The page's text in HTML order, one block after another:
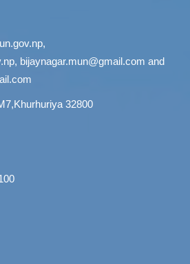
,
, bijaynagar.mun@gmail.com and
32800